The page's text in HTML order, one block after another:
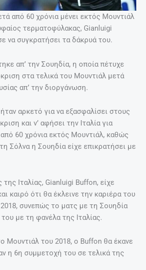
από 60 χρόνια μένει εκτός Μουντιάλ
τερματοφύλακας, Gianluigi
να συγκρατήσει τα δάκρυά του.
απ’ την Σουηδία, η οποία πέτυχε
στα τελικά του Μουντιάλ μετά
απ’ την διοργάνωση.
αρκετό για να εξασφαλίσει στους
και ν’ αφήσει την Ιταλία για
60 χρόνια εκτός Μουντιάλ, καθώς
Σόλνα η Σουηδία είχε επικρατήσει με
Ιταλίας, Gianluigi Buffon, είχε
καιρό ότι θα έκλεινε την καριέρα του
συνεπώς το ματς με τη Σουηδία
με τη φανέλα της Ιταλίας.
Μουντιάλ του 2018, ο Buffon θα έκανε
η 6η συμμετοχή του σε τελικά της